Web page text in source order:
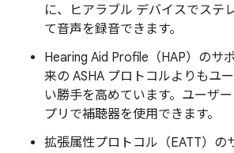
に、ヒアラブル デバイスでステ
て音声を録音できます。
Hearing Aid Profile（HAP）のサ
来の ASHA プロトコルよりもユ
い勝手を高めています。ユーザ
プリで補聴器を使用できます。
拡張属性プロトコル（EATT）の